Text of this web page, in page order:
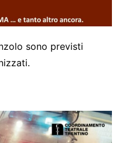
sono previsti